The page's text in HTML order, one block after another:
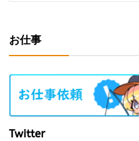
お仕事
Twitter